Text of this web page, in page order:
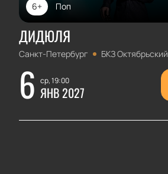
Поп
6+
ДИДЮЛЯ
Санкт-Петербург БКЗ Октябрьский
6 ср, 19:00
ЯНВ 2027